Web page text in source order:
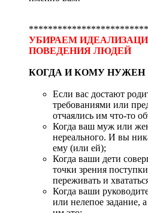
УБИРАЕМ
ПОВЕДЕНИЯ ЛЮДЕЙ
КОГДА И КОМУ НУЖЕН
Если вас достают
требованиями или
отчаялись им что-то
Когда ваш муж или
нереального. И вы
ему (или ей);
Когда ваши дети
точки зрения
переживать и
Когда ваши
или нелепое задание,